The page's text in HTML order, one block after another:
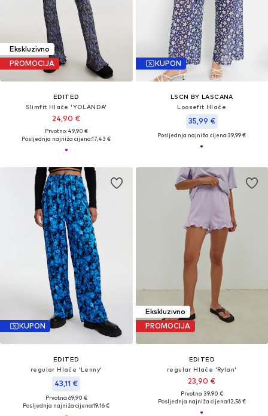
Ekskluzivno
PROMOCIJA
EDITED
Slimfit Hlače 'YOLANDA'
24,90 €
Prvotno: 49,90 €
Posljednja najniža cijena:17,43 €
KUPON
LSCN BY LASCANA
Loosefit Hlače
35,99 €
Posljednja najniža cijena:39,99 €
KUPON
EDITED
regular Hlače 'Lenny'
43,11 €
Prvotno: 69,90 €
Posljednja najniža cijena:19,16 €
Ekskluzivno
PROMOCIJA
EDITED
regular Hlače 'Rylan'
23,90 €
Prvotno: 39,90 €
Posljednja najniža cijena:12,56 €